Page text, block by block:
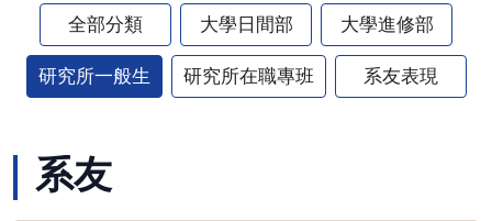
全部分類 大學日間部 大學進修部
研究所一般生 研究所在職專班 系友表現
系友